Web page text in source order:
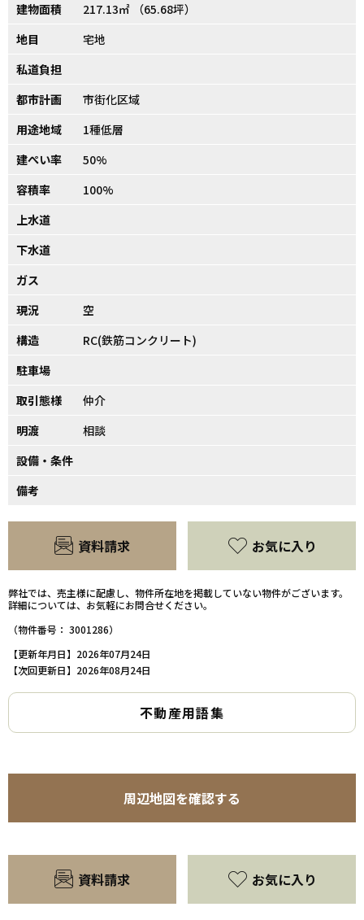
建物面積
217.13㎡ （65.68坪）
地目
宅地
私道負担
都市計画
市街化区域
用途地域
1種低層
建ぺい率
50%
容積率
100%
上水道
下水道
ガス
現況
空
構造
RC(鉄筋コンクリート)
駐車場
取引態様
仲介
明渡
相談
設備・条件
備考
資料請求 お気に入り
弊社では、売主様に配慮し、物件所在地を掲載していない物件がございます。
詳細については、お気軽にお問合せください。
（物件番号： 3001286）
【更新年月日】2026年07月24日
【次回更新日】2026年08月24日
不動産用語集
周辺地図を確認する
資料請求 お気に入り